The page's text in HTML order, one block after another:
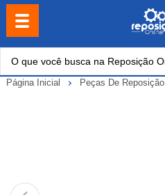
Página Inicial Peças De Reposição